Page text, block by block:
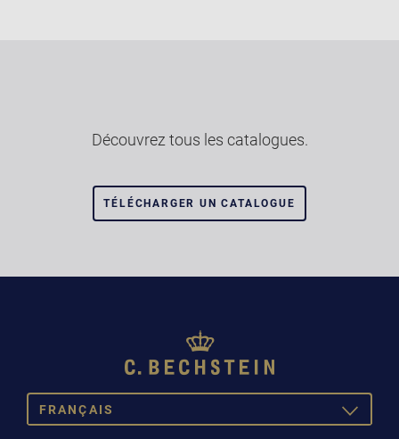
Découvrez tous les catalogues.
TÉLÉCHARGER UN CATALOGUE
FRANÇAIS
TOGGLE